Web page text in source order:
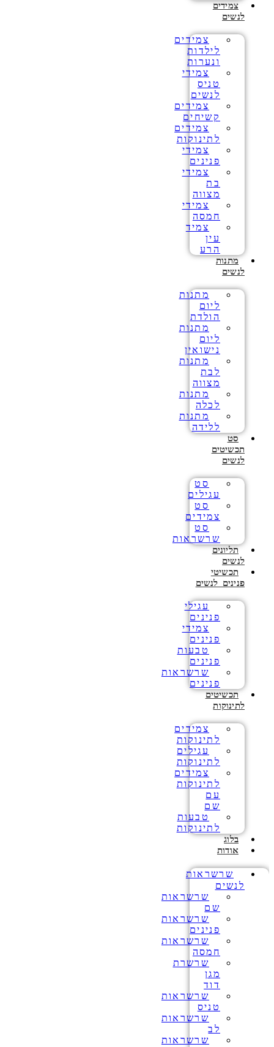
צמידים
לנשים
צמידים
לילדות
ונערות
צמידי
טניס
לנשים
צמידים
קשיחים
צמידים
לתינוקות
צמידי
פנינים
צמידי
בת
מצווה
צמידי
חמסה
צמיד
עין
הרע
מתנות
לנשים
מתנות
ליום
הולדת
מתנות
ליום
נישואין
מתנות
לבת
מצווה
מתנות
לכלה
מתנות
ללידה
סט
תכשיטים
לנשים
סט
עגילים
סט
צמידים
סט
שרשראות
תליונים
לנשים
תכשיטי
פנינים לנשים
עגילי
פנינים
צמידי
פנינים
טבעות
פנינים
שרשראות
פנינים
תכשיטים
לתינוקות
צמידים
לתינוקות
עגילים
לתינוקות
צמידים
לתינוקות
עם
שם
טבעות
לתינוקות
בלוג
אודות
שרשראות
לנשים
שרשראות
שם
שרשראות
פנינים
שרשראות
חמסה
שרשרת
מגן
דוד
שרשראות
טניס
שרשראות
לב
שרשראות